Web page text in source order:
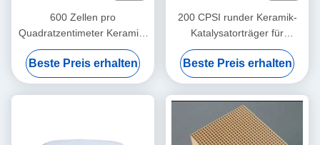
600 Zellen pro
Quadratzentimeter Keramik-
Honigstockkatalysator EURO
4 Emissionsstandard
Benzin/Diesel kompatibel
Beste Preis erhalten
200 CPSI runder Keramik-
Katalysatorträger für
Automobil-Abgasanlagen - 4
Zoll Durchmesser
Beste Preis erhalten